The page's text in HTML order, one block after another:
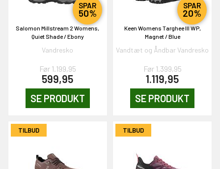
SPAR
50%
Salomon Millstream 2 Womens,
Quiet Shade / Ebony
Vandresko
Før 1.199,95
599,95
SE PRODUKT
SPAR
20%
Keen Womens Targhee III WP,
Magnet / Blue
Vandtæt og Åndbar Vandresko
Før 1.399,95
1.119,95
SE PRODUKT
TILBUD TILBUD
DELTAG!
NEJ TAK!